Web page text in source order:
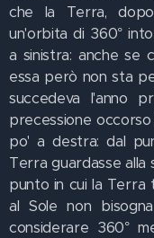
che la Terra,
un'orbita di 360°
a sinistra: anche se
essa però non sta
succedeva l'anno
precessione
po' a destra: dal
Terra guardasse alla
punto in cui la
al Sole non
considerare 360°